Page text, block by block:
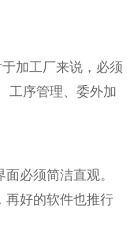
加工厂来说，必须
工序管理、委外加
必须简洁直观。
再好的软件也推行